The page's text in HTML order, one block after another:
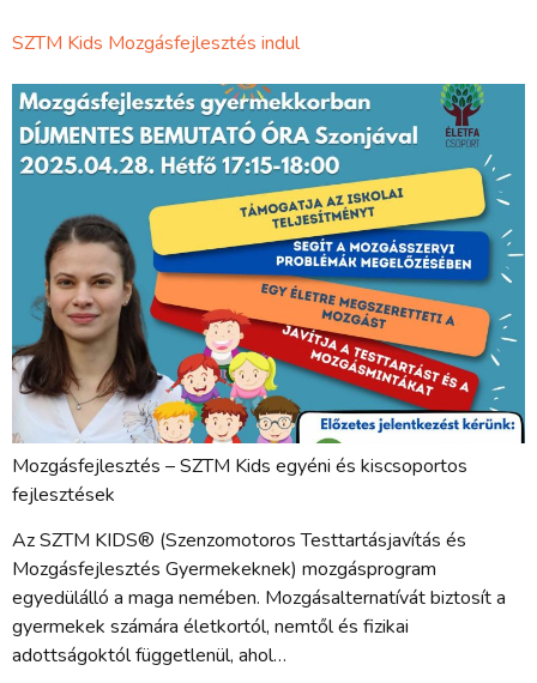
SZTM Kids Mozgásfejlesztés indul
Mozgásfejlesztés – SZTM Kids egyéni és kiscsoportos
fejlesztések
Az SZTM KIDS® (Szenzomotoros Testtartásjavítás és
Mozgásfejlesztés Gyermekeknek) mozgásprogram
egyedülálló a maga nemében. Mozgásalternatívát biztosít a
gyermekek számára életkortól, nemtől és fizikai
adottságoktól függetlenül, ahol…